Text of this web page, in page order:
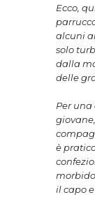
Ecco,
alcuni
solo
dalla
delle
Per
è
il capo